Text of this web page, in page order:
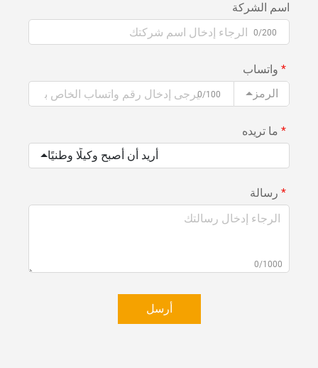
اسم الشركة
0/200
واتساب
الرمز
0/100
ما تريده
أريد أن أصبح وكيلًا وطنيًا
رسالة
0/1000
أرسل